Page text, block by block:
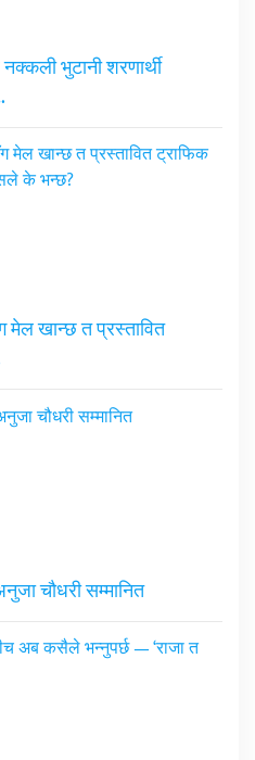
भुटानी शरणार्थी
मेल खान्छ त प्रस्तावित
चौधरी सम्मानित